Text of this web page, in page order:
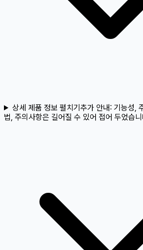
상세 제품 정보 펼치기추가 안내: 기능성,
법, 주의사항은 길어질 수 있어 접어 두었습